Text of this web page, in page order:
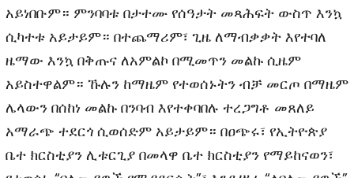
አይነበቡም። ምንባባቱ በታተሙ የሰዓታት መጻሕፍት ውስጥ እንኳ
ሲካተቱ አይታይም። በተጨማሪም፣ ጊዜ ለማብቃቃት እየተባለ
ዜማው እንኳ በቅጡና ለአምልኮ በሚመጥን መልኩ ሲዜም
አይስተዋልም። ኹሉን ከማዜም የተወሰኑትን ብቻ መርጦ በማዜም
ሌላውን በሰከነ መልኩ በንባብ እየተቀባበሉ ተረጋግቶ መጸለይ
አማራጭ ተደርጎ ሲወሰድም አይታይም። በዐጭሩ፣ የኢትዮጵያ
ቤተ ክርስቲያን ሊቱርጊያ በመላዋ ቤተ ክርስቲያን የማይከናወን፣